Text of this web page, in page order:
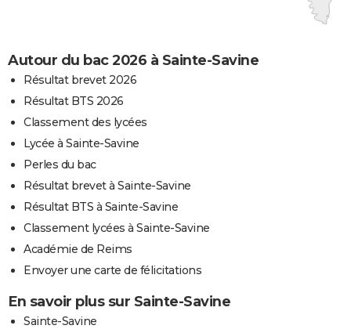
Autour du bac 2026 à Sainte-Savine
Résultat brevet 2026
Résultat BTS 2026
Classement des lycées
Lycée à Sainte-Savine
Perles du bac
Résultat brevet à Sainte-Savine
Résultat BTS à Sainte-Savine
Classement lycées à Sainte-Savine
Académie de Reims
Envoyer une carte de félicitations
En savoir plus sur Sainte-Savine
Sainte-Savine